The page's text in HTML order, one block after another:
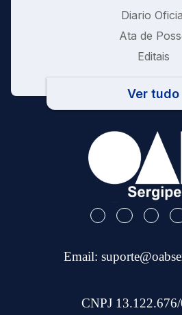
Diario
Ata de
Editais
Ver tudo
Email:
CNPJ